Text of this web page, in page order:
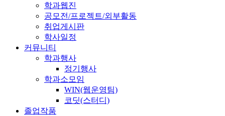
학과웹진
공모전/프로젝트/외부활동
취업게시판
학사일정
커뮤니티
학과행사
정기행사
학과소모임
WIN(웹운영팀)
코딧(스터디)
졸업작품